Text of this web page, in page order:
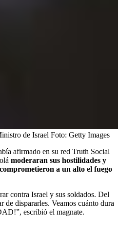
de Israel Foto: Getty Images
afirmado en su red Truth Social
moderaran sus hostilidades y
a un alto el fuego
contra Israel y sus soldados. Del
de dispararles. Veamos cuánto dura
escribió el magnate.